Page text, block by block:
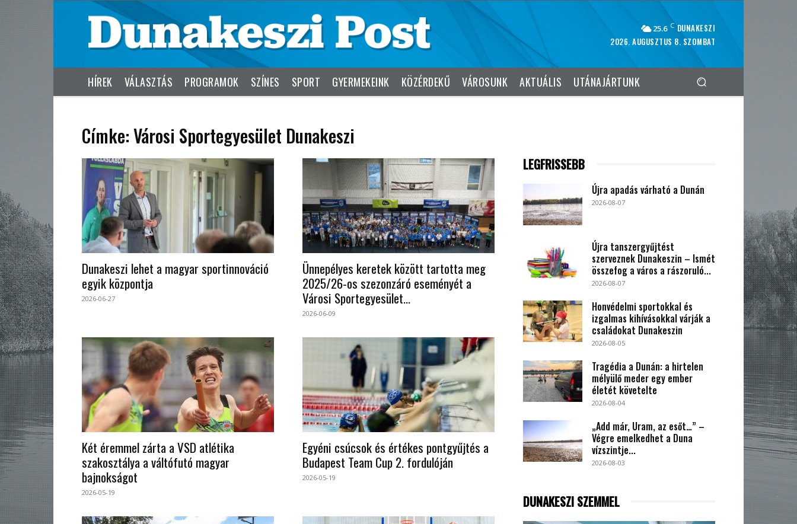
25.6 C DUNAKESZI
2026. AUGUSZTUS 8. SZOMBAT
HÍREK VÁLASZTÁS PROGRAMOK SZÍNES SPORT GYERMEKEINK KÖZÉRDEKŰ VÁROSUNK AKTUÁLIS UTÁNAJÁRTUNK
Címke: Városi Sportegyesület Dunakeszi
Dunakeszi lehet a magyar sportinnováció
egyik központja
2026-06-27
Ünnepélyes keretek között tartotta meg
2025/26-os szezonzáró eseményét a
Városi Sportegyesület...
2026-06-09
Két éremmel zárta a VSD atlétika
szakosztálya a váltófutó magyar
bajnokságot
2026-05-19
Egyéni csúcsok és értékes pontgyűjtés a
Budapest Team Cup 2. fordulóján
2026-05-19
LEGFRISSEBB
Újra apadás várható a Dunán
2026-08-07
Újra tanszergyűjtést
szerveznek Dunakeszin – Ismét
összefog a város a rászoruló...
2026-08-07
Honvédelmi sportokkal és
izgalmas kihívásokkal várják a
családokat Dunakeszin
2026-08-05
Tragédia a Dunán: a hirtelen
mélyülő meder egy ember
életét követelte
2026-08-04
„Add már, Uram, az esőt…” –
Végre emelkedhet a Duna
vízszintje...
2026-08-03
DUNAKESZI SZEMMEL